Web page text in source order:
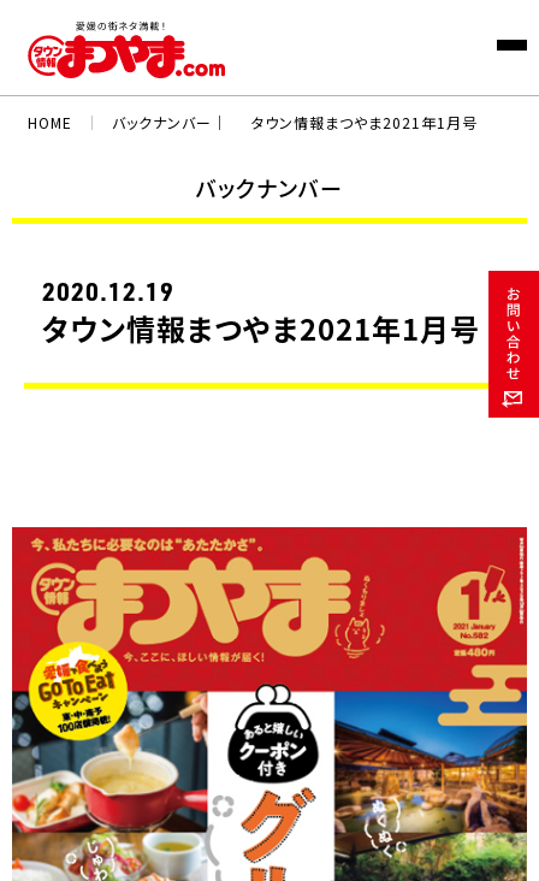
HOME ｜ バックナンバー｜ タウン情報まつやま2021年1月号
バックナンバー
2020.12.19
タウン情報まつやま2021年1月号